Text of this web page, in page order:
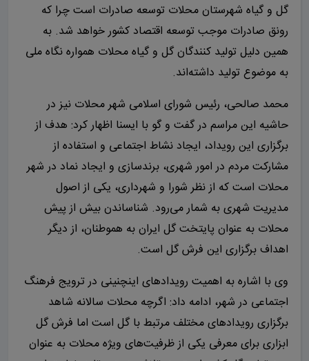
گل و گیاه شهرستان محلات توسعه صادرات است چرا که
رونق صادرات موجب توسعه اقتصاد کشور خواهد شد. به
همین دلیل تولید کنندگان گل و گیاه محلات همواره نگاه ملی
به موضوع تولید داشته‌اند.
محمد صالحی، رئیس شورای اسلامی شهر محلات نیز در
حاشیه این مراسم در گفت و گو با ایسنا اظهار کرد: هدف از
برگزاری این رویداد، ایجاد نشاط اجتماعی و استفاده از
مشارکت مردم در امور شهری، برندسازی و ایجاد نماد در شهر
محلات است که از نظر شورا و شهرداری، یکی از اصول
مدیریت شهری به شمار می‌رود. شناساندن بیش از پیش
محلات به عنوان پایتخت گل ایران به هموطنان، از دیگر
اهداف برگزاری این فرش گل است.
وی با اشاره به اهمیت رویدادهای اینچنینی در ترویج فرهنگ
اجتماعی در شهر، ادامه داد: اگرچه محلات سالانه شاهد
برگزاری رویدادهای مختلف مرتبط با گل است اما فرش گل
ابزاری برای معرفی یکی از ظرفیت‌های ویژه محلات به عنوان